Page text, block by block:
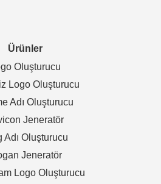
Ürünler
Oluşturucu
Logo Oluşturucu
Adı Oluşturucu
Jeneratör
Adı Oluşturucu
Jeneratör
Logo Oluşturucu